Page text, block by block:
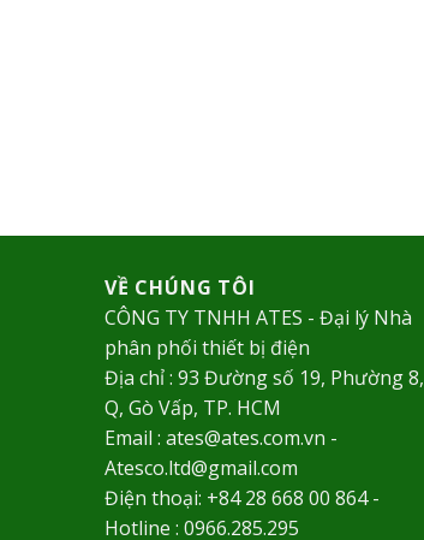
VỀ CHÚNG TÔI
CÔNG TY TNHH ATES - Đại lý Nhà
phân phối thiết bị điện
Địa chỉ : 93 Đường số 19, Phường 8,
Q, Gò Vấp, TP. HCM
Email : ates@ates.com.vn -
Atesco.ltd@gmail.com
Điện thoại: +84 28 668 00 864 -
Hotline : 0966.285.295